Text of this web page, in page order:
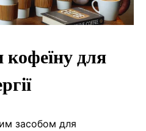
для
засобом для